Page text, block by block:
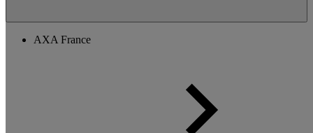
AXA France